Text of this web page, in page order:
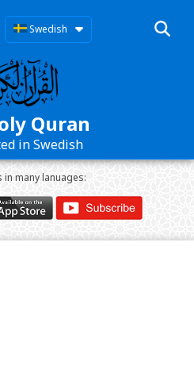
Swedish
Quran
in Swedish
in many lanuages: